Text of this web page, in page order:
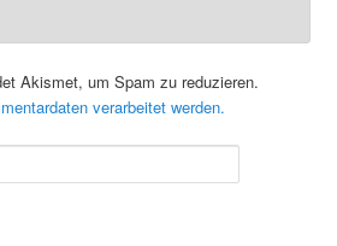
Akismet, um Spam zu reduzieren.
verarbeitet werden.